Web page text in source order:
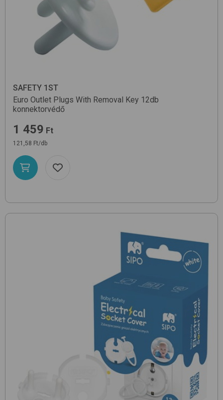
SAFETY 1ST
Euro Outlet Plugs With Removal Key 12db
konnektorvédő
1 459 Ft
121,58 Ft/db